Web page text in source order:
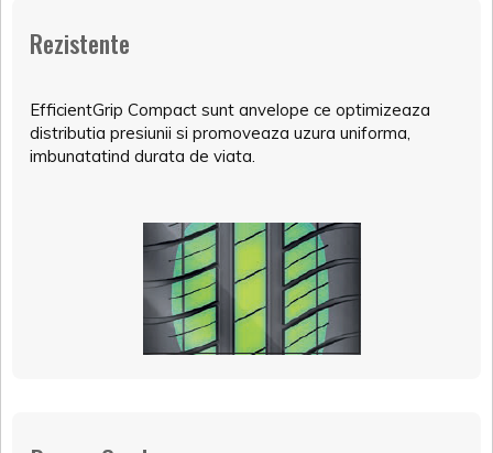
Rezistente
EfficientGrip Compact sunt anvelope ce optimizeaza
distributia presiunii si promoveaza uzura uniforma,
imbunatatind durata de viata.